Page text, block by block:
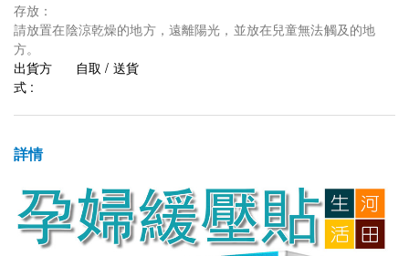
存放：
請放置在陰涼乾燥的地方，遠離陽光，並放在兒童無法觸及的地
方。
出貨方
式 :
自取 / 送貨
詳情